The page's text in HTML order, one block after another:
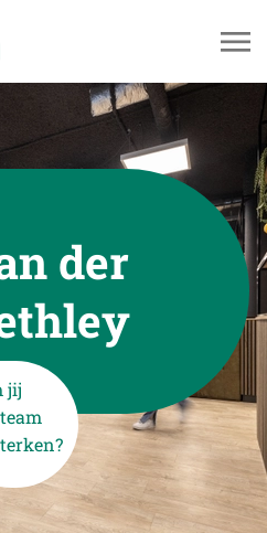
der
jij